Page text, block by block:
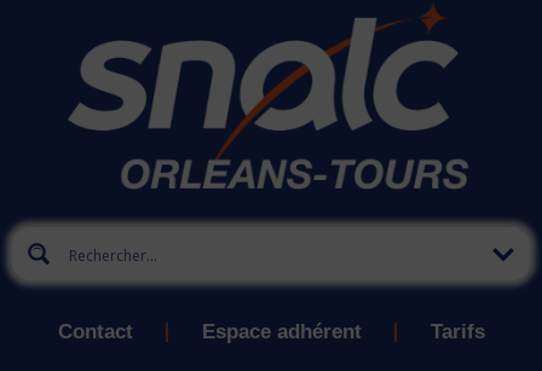
Contact Espace adhérent Tarifs